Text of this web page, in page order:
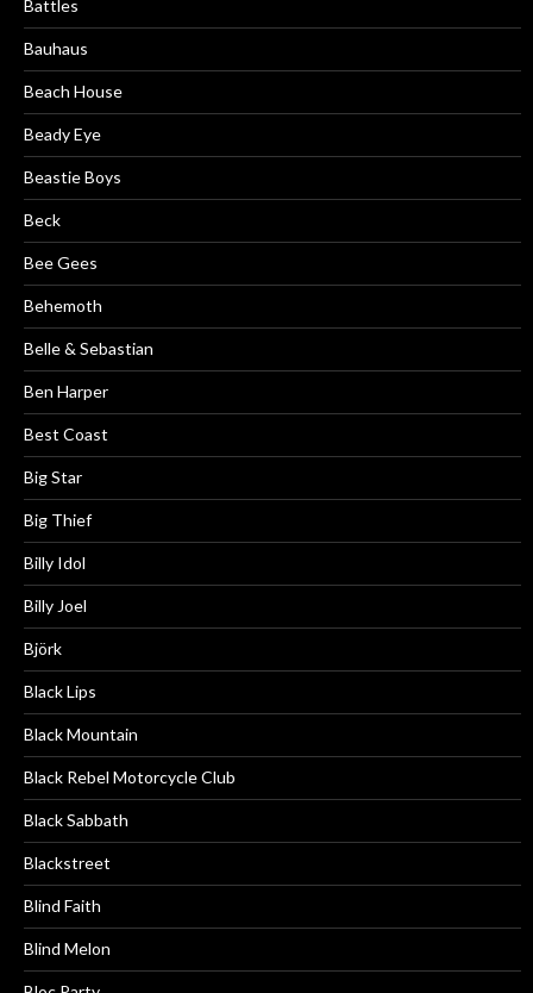
Battles
Bauhaus
Beach House
Beady Eye
Beastie Boys
Beck
Bee Gees
Behemoth
Belle & Sebastian
Ben Harper
Best Coast
Big Star
Big Thief
Billy Idol
Billy Joel
Björk
Black Lips
Black Mountain
Black Rebel Motorcycle Club
Black Sabbath
Blackstreet
Blind Faith
Blind Melon